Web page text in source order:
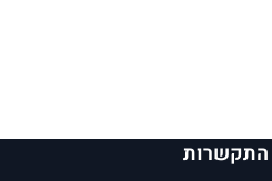
התקשרות